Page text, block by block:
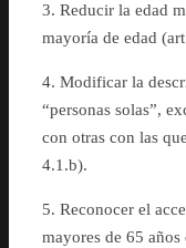
3. Reducir la edad
mayoría de edad
4. Modificar la
“personas solas”,
con otras con las
4.1.b).
5. Reconocer el
mayores de 65